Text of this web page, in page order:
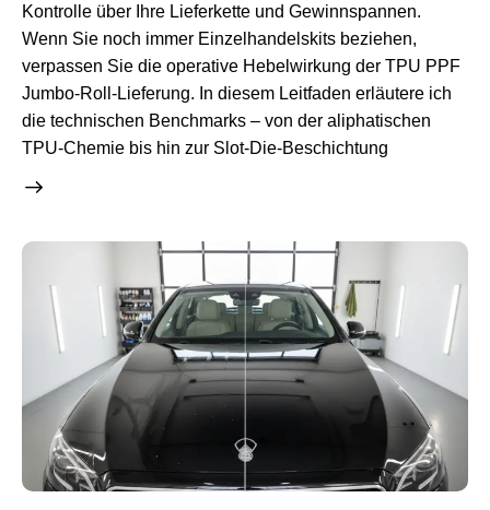
Kontrolle über Ihre Lieferkette und Gewinnspannen.
Wenn Sie noch immer Einzelhandelskits beziehen,
verpassen Sie die operative Hebelwirkung der TPU PPF
Jumbo-Roll-Lieferung. In diesem Leitfaden erläutere ich
die technischen Benchmarks – von der aliphatischen
TPU-Chemie bis hin zur Slot-Die-Beschichtung